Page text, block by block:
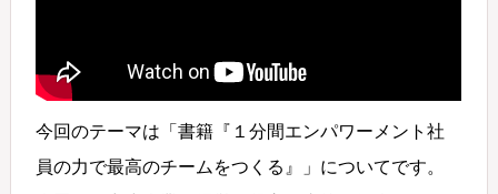
今回のテーマは「書籍『１分間エンパワーメント社
員の力で最高のチームをつくる』」についてです。